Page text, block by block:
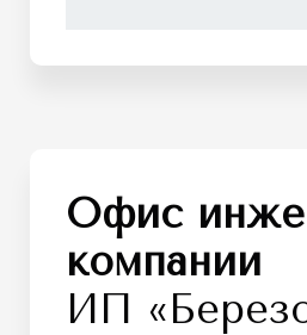
Офис
компании
ИП